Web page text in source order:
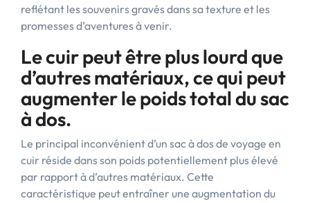
reflétant les souvenirs gravés dans sa texture et les
promesses d’aventures à venir.
Le cuir peut être plus lourd que
d’autres matériaux, ce qui peut
augmenter le poids total du sac
à dos.
Le principal inconvénient d’un sac à dos de voyage en
cuir réside dans son poids potentiellement plus élevé
par rapport à d’autres matériaux. Cette
caractéristique peut entraîner une augmentation du